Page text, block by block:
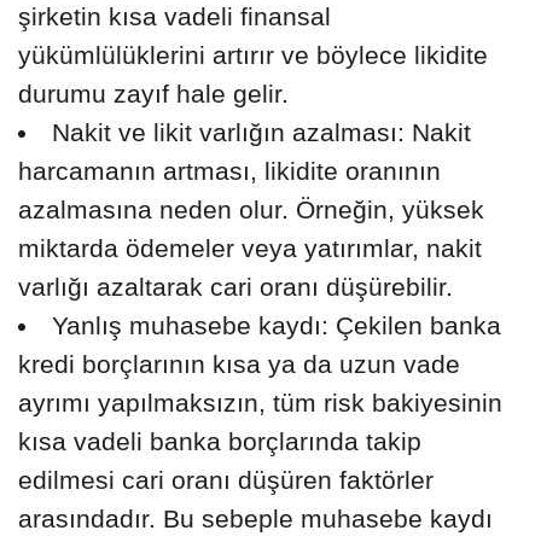
şirketin kısa vadeli finansal
yükümlülüklerini artırır ve böylece likidite
durumu zayıf hale gelir.
Nakit ve likit varlığın azalması: Nakit
harcamanın artması, likidite oranının
azalmasına neden olur. Örneğin, yüksek
miktarda ödemeler veya yatırımlar, nakit
varlığı azaltarak cari oranı düşürebilir.
Yanlış muhasebe kaydı: Çekilen banka
kredi borçlarının kısa ya da uzun vade
ayrımı yapılmaksızın, tüm risk bakiyesinin
kısa vadeli banka borçlarında takip
edilmesi cari oranı düşüren faktörler
arasındadır. Bu sebeple muhasebe kaydı